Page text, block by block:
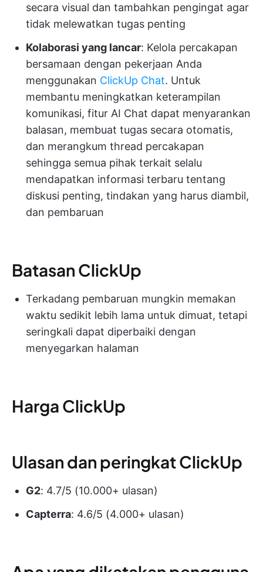
secara visual dan tambahkan pengingat agar
tidak melewatkan tugas penting
Kolaborasi yang lancar: Kelola percakapan
bersamaan dengan pekerjaan Anda
menggunakan ClickUp Chat. Untuk
membantu meningkatkan keterampilan
komunikasi, fitur AI Chat dapat menyarankan
balasan, membuat tugas secara otomatis,
dan merangkum thread percakapan
sehingga semua pihak terkait selalu
mendapatkan informasi terbaru tentang
diskusi penting, tindakan yang harus diambil,
dan pembaruan
Batasan ClickUp
Terkadang pembaruan mungkin memakan
waktu sedikit lebih lama untuk dimuat, tetapi
seringkali dapat diperbaiki dengan
menyegarkan halaman
Harga ClickUp
Ulasan dan peringkat ClickUp
G2: 4.7/5 (10.000+ ulasan)
Capterra: 4.6/5 (4.000+ ulasan)